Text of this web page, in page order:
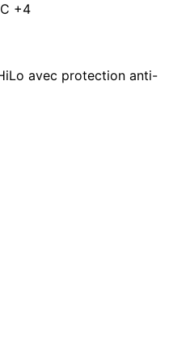
+4
avec protection anti-